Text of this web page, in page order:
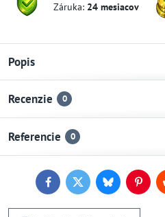
Záruka: 24 mesiacov
Popis
Recenzie 0
Referencie 0
FacebookTwitterBluesky